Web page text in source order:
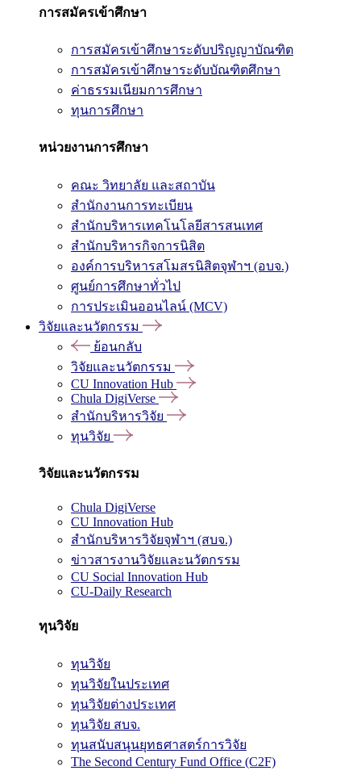
การสมัครเข้าศึกษา
การสมัครเข้าศึกษาระดับปริญญาบัณฑิต
การสมัครเข้าศึกษาระดับบัณฑิตศึกษา
ค่าธรรมเนียมการศึกษา
ทุนการศึกษา
หน่วยงานการศึกษา
คณะ วิทยาลัย และสถาบัน
สำนักงานการทะเบียน
สำนักบริหารเทคโนโลยีสารสนเทศ
สำนักบริหารกิจการนิสิต
องค์การบริหารสโมสรนิสิตจุฬาฯ (อบจ.)
ศูนย์การศึกษาทั่วไป
การประเมินออนไลน์ (MCV)
วิจัยและนวัตกรรม
ย้อนกลับ
วิจัยและนวัตกรรม
CU Innovation Hub
Chula DigiVerse
สำนักบริหารวิจัย
ทุนวิจัย
วิจัยและนวัตกรรม
Chula DigiVerse
CU Innovation Hub
สำนักบริหารวิจัยจุฬาฯ (สบจ.)
ข่าวสารงานวิจัยและนวัตกรรม
CU Social Innovation Hub
CU-Daily Research
ทุนวิจัย
ทุนวิจัย
ทุนวิจัยในประเทศ
ทุนวิจัยต่างประเทศ
ทุนวิจัย สบจ.
ทุนสนับสนุนยุทธศาสตร์การวิจัย
The Second Century Fund Office (C2F)